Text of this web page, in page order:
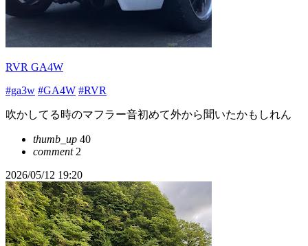
RVR GA4W
#ga3w #GA4W #RVR
吹かしてる時のマフラー音初めて外から聞いたかもしれん
thumb_up 40
comment2
2026/05/12 19:20